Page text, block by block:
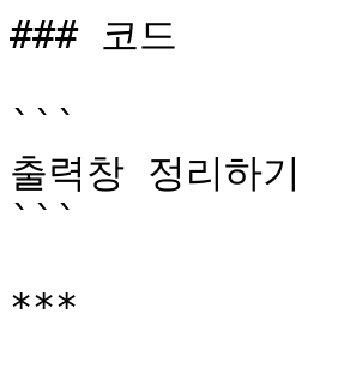
### 코드
```
출력창 정리하기
```
***